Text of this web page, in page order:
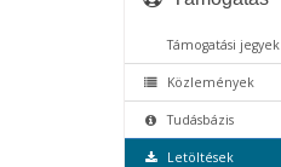
Támogatási jegyek
Közlemények
Tudásbázis
Letöltések